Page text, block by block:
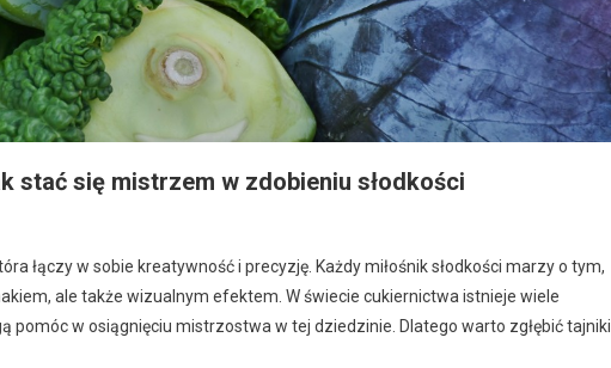
stać się mistrzem w zdobieniu słodkości
łączy w sobie kreatywność i precyzję. Każdy miłośnik słodkości marzy o tym,
ale także wizualnym efektem. W świecie cukiernictwa istnieje wiele
pomóc w osiągnięciu mistrzostwa w tej dziedzinie. Dlatego warto zgłębić tajniki